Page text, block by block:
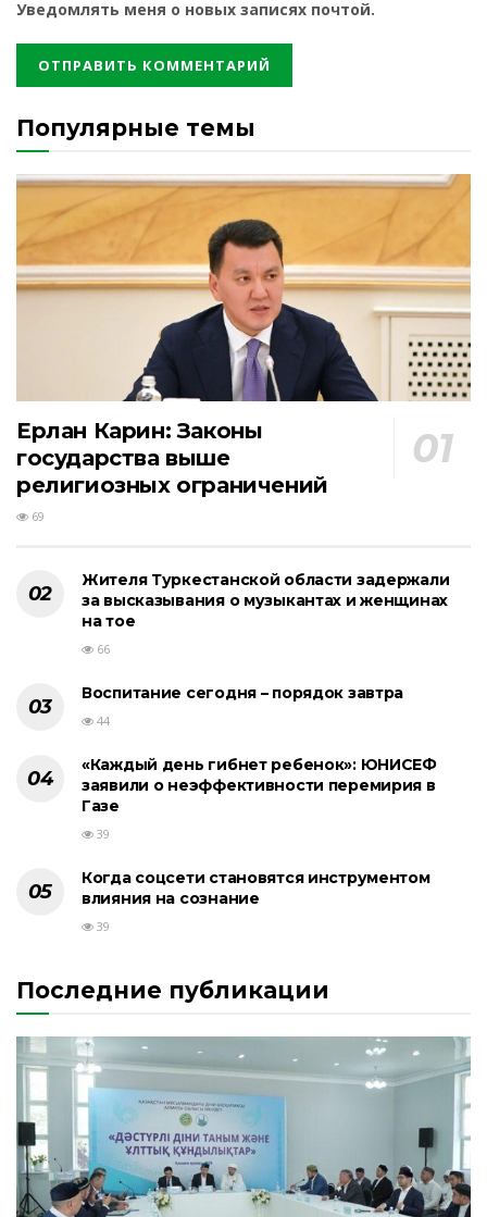
Уведомлять меня о новых записях почтой.
Популярные темы
Ерлан Карин: Законы
государства выше
религиозных ограничений
69
Жителя Туркестанской области задержали
за высказывания о музыкантах и женщинах
на тое
66
Воспитание сегодня – порядок завтра
44
«Каждый день гибнет ребенок»: ЮНИСЕФ
заявили о неэффективности перемирия в
Газе
39
Когда соцсети становятся инструментом
влияния на сознание
39
Последние публикации